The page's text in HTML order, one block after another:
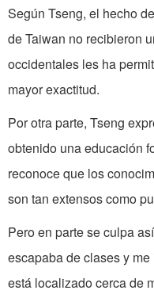
Según Tseng, el hecho
de Taiwan no recibieron
occidentales les ha
mayor exactitud.
Por otra parte, Tseng
obtenido una educación
reconoce que los
son tan extensos como
Pero en parte se culpa
escapaba de clases y
está localizado cerca de